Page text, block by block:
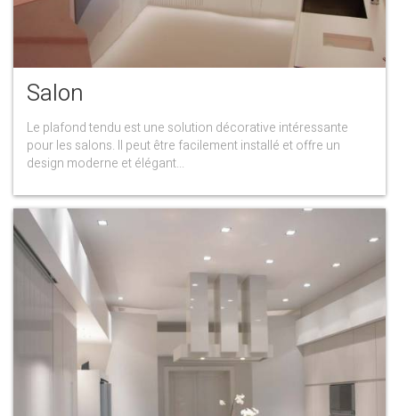
Salon
Le plafond tendu est une solution décorative intéressante
pour les salons. Il peut être facilement installé et offre un
design moderne et élégant...